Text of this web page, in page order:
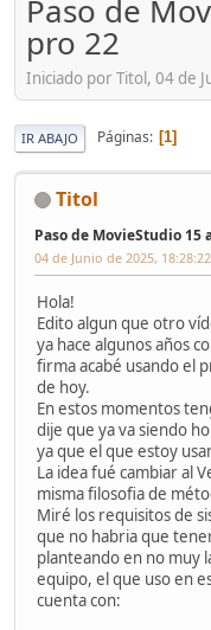
Paso de
pro 22
Iniciado por Titol, 04 de
IR ABAJO Páginas 1
Titol
Paso de MovieStudio 15
04 de Junio de 2025, 18:28:22
Hola!
Edito algun que otro
ya hace algunos años
firma acabé usando el
de hoy.
En estos momentos
dije que ya va siendo
ya que el que estoy
La idea fué cambiar al
misma filosofia de
Miré los requisitos de
que no habria que
planteando en no muy
equipo, el que uso en
cuenta con: